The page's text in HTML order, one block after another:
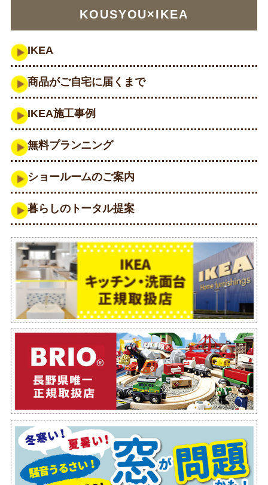
KOUSYOU×IKEA
IKEA
商品がご自宅に届くまで
IKEA施工事例
無料プランニング
ショールームのご案内
暮らしのトータル提案